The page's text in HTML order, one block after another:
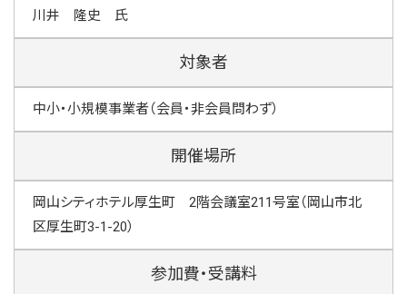
川井 隆史 氏
対象者
中小・小規模事業者（会員・非会員問わず）
開催場所
岡山シティホテル厚生町 2階会議室211号室（岡山市北
区厚生町3-1-20）
参加費・受講料